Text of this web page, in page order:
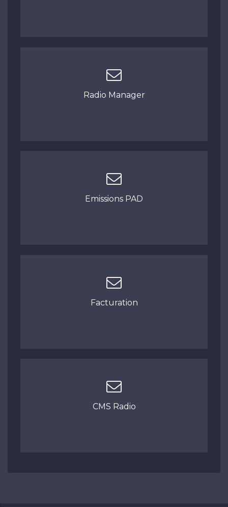
Radio Manager
Emissions PAD
Facturation
CMS Radio